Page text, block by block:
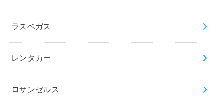
ラスベガス
レンタカー
ロサンゼルス